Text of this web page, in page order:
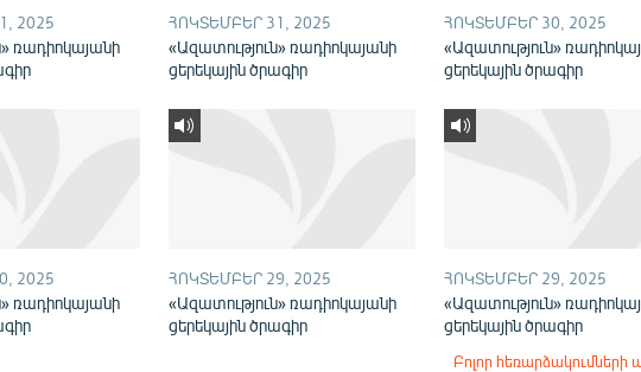
2025
ռադիոկայանի
ՀՈԿՏԵՄԲԵՐ 31, 2025
«Ազատություն» ռադիոկայանի
ցերեկային ծրագիր
ՀՈԿՏԵՄԲԵՐ 30, 2025
«Ազատություն»
ցերեկային ծրագիր
2025
ռադիոկայանի
ՀՈԿՏԵՄԲԵՐ 29, 2025
«Ազատություն» ռադիոկայանի
ցերեկային ծրագիր
ՀՈԿՏԵՄԲԵՐ 29, 2025
«Ազատություն»
ցերեկային ծրագիր
Բոլոր հեռարձակումների